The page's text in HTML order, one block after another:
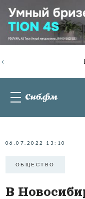
‹
06.07.2022 13:10
ОБЩЕСТВО
В